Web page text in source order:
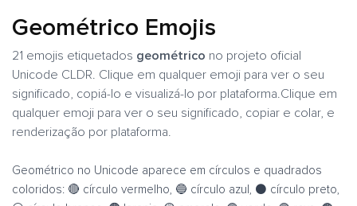
Geométrico Emojis
21 emojis etiquetados geométrico no projeto oficial
Unicode CLDR. Clique em qualquer emoji para ver o seu
significado, copiá-lo e visualizá-lo por plataforma.Clique em
qualquer emoji para ver o seu significado, copiar e colar, e
renderização por plataforma.
Geométrico no Unicode aparece em círculos e quadrados
coloridos: 🔴 círculo vermelho, 🔵 círculo azul, ⚫ círculo preto,